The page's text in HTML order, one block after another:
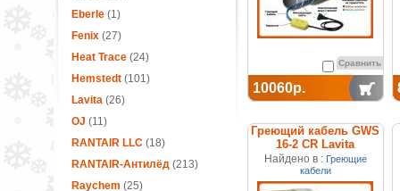
Eberle(1)
Fenix(27)
Heat Trace(24)
Hemstedt(101)
Lavita(26)
OJ (11)
RANTAIR LLC(18)
RANTAIR-Антилёд(213)
Raychem (25)
Сравнить
10060р.
Греющий кабель GWS
16-2 CR Lavita
Найдено в : Греющие
кабели